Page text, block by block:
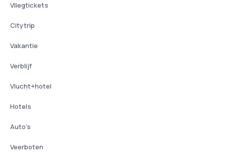
Vliegtickets
Citytrip
Vakantie
Verblijf
Vlucht+hotel
Hotels
Auto's
Veerboten